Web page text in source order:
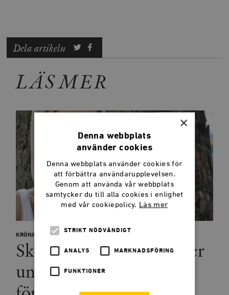
Dela artikeln
LÄS MER
KRÖNIKOR
Skogstokiga myndigheter
undergräver förtroendet
×
Denna webbplats
använder cookies
Denna webbplats använder cookies för
att förbättra användarupplevelsen.
Genom att använda vår webbplats
samtycker du till alla cookies i enlighet
med vår cookiepolicy. Läs mer
STRIKT NÖDVÄNDIGT
ANALYS MARKNADSFÖRING
FUNKTIONER